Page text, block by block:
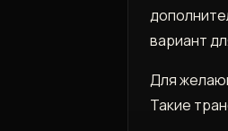
вариант
Для
Такие